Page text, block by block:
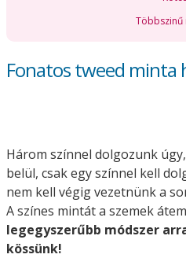
Többszinű
Fonatos tweed minta
Három színnel dolgozunk
belül, csak egy színnel kell
nem kell végig vezetnünk a
A színes mintát a szemek
legegyszerűbb módszer
kössünk!